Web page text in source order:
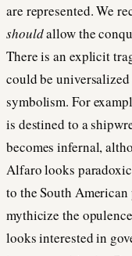
are represented. We
shouldallow the
There is an explicit
could be universalized
symbolism. For
is destined to a
becomes infernal,
Alfaro looks
to the South
mythicize the
looks interested in